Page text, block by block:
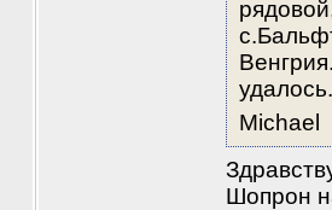
удалось.
Michael
Шопрон